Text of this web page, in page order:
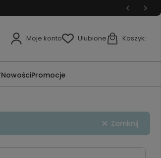
Moje konto Ulubione Koszyk:
NowościPromocje
Zamknij